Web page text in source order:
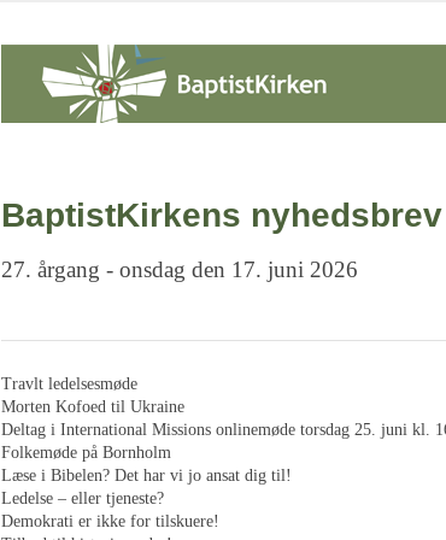
BaptistKirkens nyhedsbrev
27. årgang - onsdag den 17. juni 2026
Travlt ledelsesmøde
Morten Kofoed til Ukraine
Deltag i International Missions onlinemøde torsdag 25. juni kl.
Folkemøde på Bornholm
Læse i Bibelen? Det har vi jo ansat dig til!
Ledelse – eller tjeneste?
Demokrati er ikke for tilskuere!